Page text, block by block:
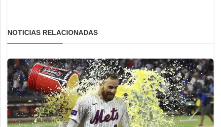
NOTICIAS RELACIONADAS